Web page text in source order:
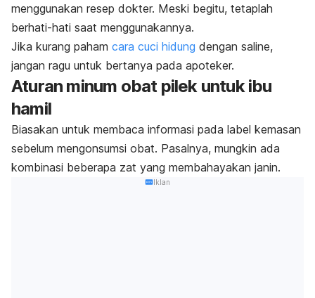
menggunakan resep dokter. Meski begitu, tetaplah
berhati-hati saat menggunakannya.
Jika kurang paham cara cuci hidung dengan saline,
jangan ragu untuk bertanya pada apoteker.
Aturan minum obat pilek untuk ibu
hamil
Biasakan untuk membaca informasi pada label kemasan
sebelum mengonsumsi obat. Pasalnya, mungkin ada
kombinasi beberapa zat yang membahayakan janin.
Iklan